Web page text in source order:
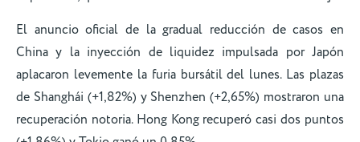
El anuncio oficial de la gradual reducción de casos en
China y la inyección de liquidez impulsada por Japón
aplacaron levemente la furia bursátil del lunes. Las plazas
de Shanghái (+1,82%) y Shenzhen (+2,65%) mostraron una
recuperación notoria. Hong Kong recuperó casi dos puntos